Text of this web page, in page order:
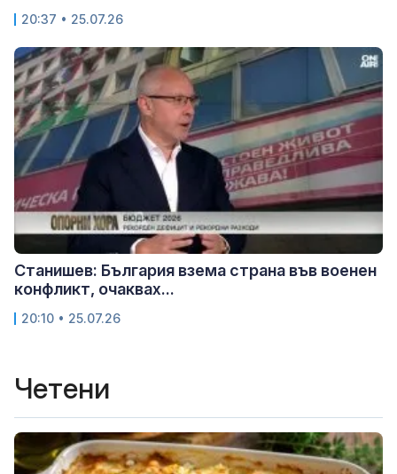
20:37 • 25.07.26
Станишев: България взема страна във военен
конфликт, очаквах...
20:10 • 25.07.26
Четени